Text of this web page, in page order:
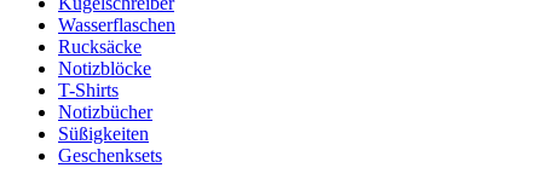
Wasserflaschen
Rucksäcke
Notizblöcke
T-Shirts
Notizbücher
Süßigkeiten
Geschenksets